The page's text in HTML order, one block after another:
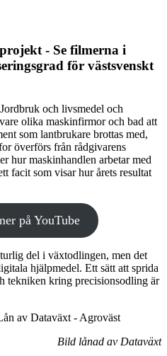
- Se filmerna i
för västsvenskt
och livsmedel och
olika maskinfirmor och bad att
som lantbrukare brottas med,
överförs från rådgivarens
hur maskinhandlen arbetar med
facit som visar hur årets resultat
på YouTube
del i växtodlingen, men det
hjälpmedel. Ett sätt att sprida
tekniken kring precisionsodling är
Bild lånad av Dataväxt